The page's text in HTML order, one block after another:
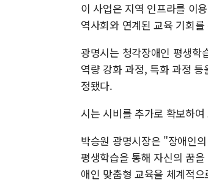
이 사업은 지역 인프라를 이
역사회와 연계된 교육 기회
광명시는 청각장애인 평생학
역량 강화 과정, 특화 과정
정됐다.
시는 시비를 추가로 확보하
박승원 광명시장은 "장애인
평생학습을 통해 자신의 꿈
애인 맞춤형 교육을 체계적